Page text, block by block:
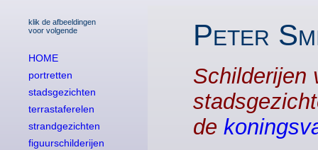
klik de afbeeldingen
voor volgende
HOME
portretten
stadsgezichten
terrastaferelen
strandgezichten
figuurschilderijen
Peter
Schilderijen
de